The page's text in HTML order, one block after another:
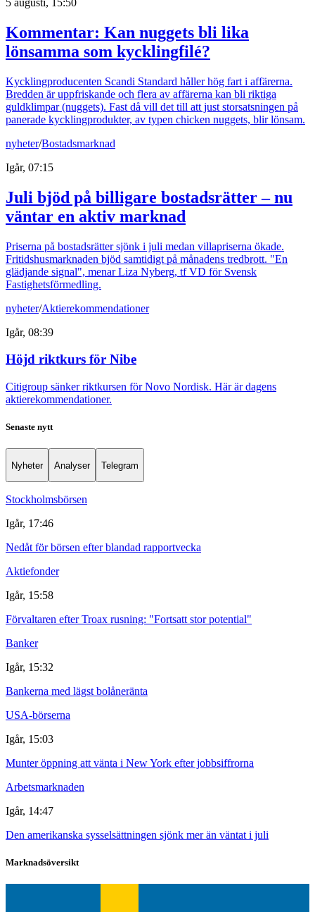
5 augusti, 15:50
Kommentar: Kan nuggets bli lika
lönsamma som kycklingfilé?
Kycklingproducenten Scandi Standard håller hög fart i affärerna.
Bredden är uppfriskande och flera av affärerna kan bli riktiga
guldklimpar (nuggets). Fast då vill det till att just storsatsningen på
panerade kycklingprodukter, av typen chicken nuggets, blir lönsam.
nyheter/Bostadsmarknad
Igår, 07:15
Juli bjöd på billigare bostadsrätter – nu
väntar en aktiv marknad
Priserna på bostadsrätter sjönk i juli medan villapriserna ökade.
Fritidshusmarknaden bjöd samtidigt på månadens tredbrott. "En
glädjande signal", menar Liza Nyberg, tf VD för Svensk
Fastighetsförmedling.
nyheter/Aktierekommendationer
Igår, 08:39
Höjd riktkurs för Nibe
Citigroup sänker riktkursen för Novo Nordisk. Här är dagens
aktierekommendationer.
Senaste nytt
Nyheter Analyser Telegram
Stockholmsbörsen
Igår, 17:46
Nedåt för börsen efter blandad rapportvecka
Aktiefonder
Igår, 15:58
Förvaltaren efter Troax rusning: "Fortsatt stor potential"
Banker
Igår, 15:32
Bankerna med lägst bolåneränta
USA-börserna
Igår, 15:03
Munter öppning att vänta i New York efter jobbsiffrorna
Arbetsmarknaden
Igår, 14:47
Den amerikanska sysselsättningen sjönk mer än väntat i juli
Marknadsöversikt